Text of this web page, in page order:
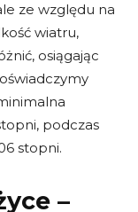
ze względu na
wiatru,
osiągając
podczas
stopni.
–